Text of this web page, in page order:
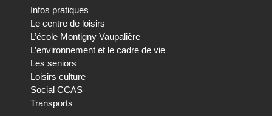
Infos pratiques
Le centre de loisirs
L’école Montigny Vaupalière
L’environnement et le cadre de vie
Les seniors
Loisirs culture
Social CCAS
Transports